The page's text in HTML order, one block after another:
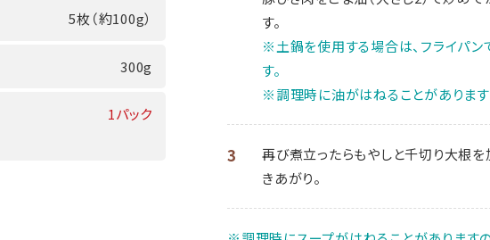
5枚（約100g）
300g
1パック
す。
※土鍋を使用する場合は、フライパ
す。
※調理時に油がはねることがあります
3
再び煮立ったらもやしと千切り大根
きあがり。